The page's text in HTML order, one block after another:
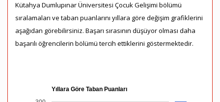
Kütahya Dumlupınar Üniversitesi Çocuk Gelişimi bölümü
sıralamaları ve taban puanlarını yıllara göre değişim grafiklerini
aşağıdan görebilirsiniz. Başarı sırasının düşüyor olması daha
başarılı öğrencilerin bölümü tercih ettiklerini göstermektedir.
Yıllara Göre Taban Puanları